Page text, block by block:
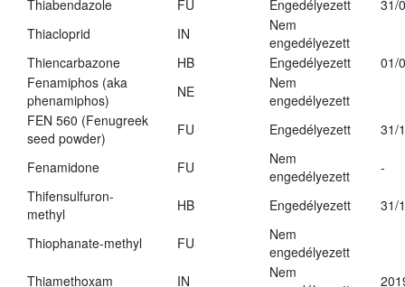
Thiabendazole
FU Engedélyezett
31/
Thiacloprid
IN
Nem
engedélyezett
Thiencarbazone
HB Engedélyezett
01/
Fenamiphos (aka
phenamiphos)
NE
Nem
engedélyezett
FEN 560 (Fenugreek
seed powder)
FU Engedélyezett 31/
Fenamidone FU
Nem
engedélyezett
-
Thifensulfuron-
methyl
HB Engedélyezett 31/
Thiophanate-methyl FU
Nem
engedélyezett
Thiamethoxam
IN
Nem